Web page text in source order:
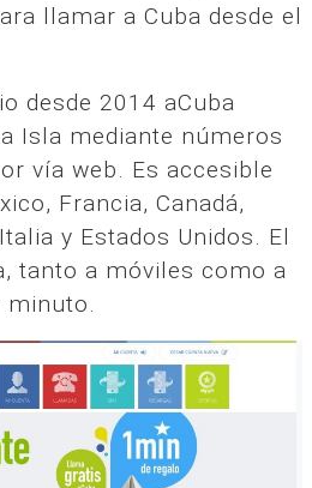
llamar a Cuba desde el
desde 2014 aCuba
Isla mediante números
vía web. Es accesible
Francia, Canadá,
y Estados Unidos. El
tanto a móviles como a
minuto.